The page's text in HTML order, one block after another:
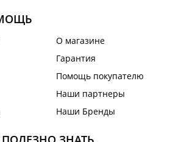
О магазине
Гарантия
Помощь покупателю
Наши партнеры
Наши Бренды